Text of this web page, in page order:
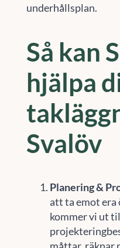
underhållsplan.
Så kan
hjälpa
Svalöv
Planering &
att ta emot era
kommer vi ut